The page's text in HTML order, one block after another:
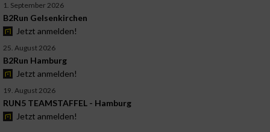
1. September 2026
B2Run Gelsenkirchen
Jetzt anmelden!
25. August 2026
B2Run Hamburg
Jetzt anmelden!
19. August 2026
RUN5 TEAMSTAFFEL - Hamburg
Jetzt anmelden!